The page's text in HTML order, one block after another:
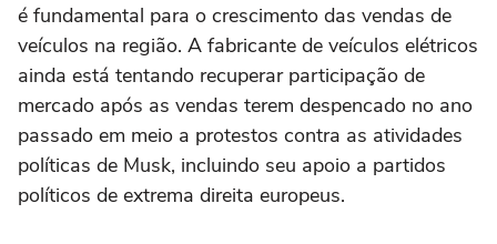
⁠é fundamental para o crescimento das vendas de
veículos na região. A fabricante de veículos elétricos
ainda está tentando recuperar participação de
mercado após as vendas terem despencado no ano
passado em meio a protestos contra as atividades
políticas de Musk, incluindo seu apoio a partidos
políticos de extrema direita europeus.